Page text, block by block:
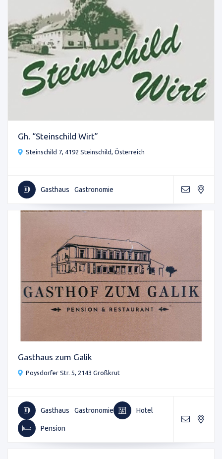
Gh. “Steinschild Wirt”
Steinschild 7, 4192 Steinschild, Österreich
Gasthaus Gastronomie
Gasthaus zum Galik
Poysdorfer Str. 5, 2143 Großkrut
Gasthaus Gastronomie Hotel
Pension